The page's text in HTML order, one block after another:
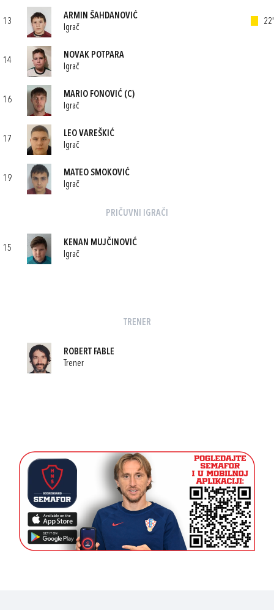
13
ARMIN ŠAHDANOVIĆ
Igrač
22'
14
NOVAK POTPARA
Igrač
16
MARIO FONOVIĆ (C)
Igrač
17
LEO VAREŠKIĆ
Igrač
19
MATEO SMOKOVIĆ
Igrač
PRIČUVNI IGRAČI
15
KENAN MUJČINOVIĆ
Igrač
TRENER
ROBERT FABLE
Trener